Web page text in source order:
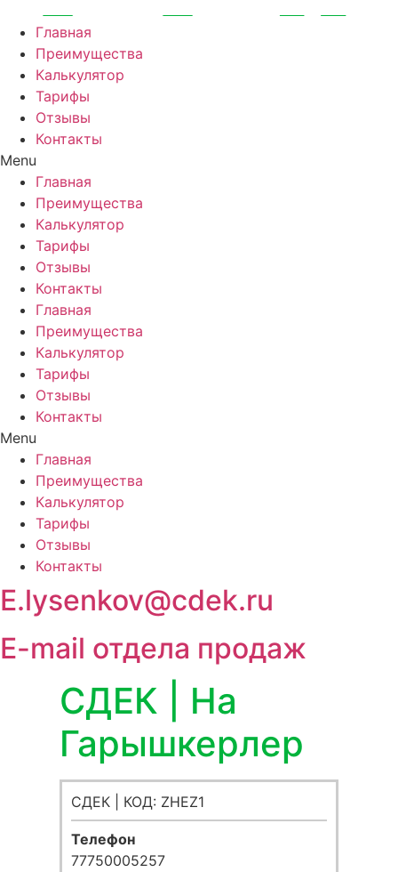
Перейти
содержимому
Главная
Преимущества
Калькулятор
Тарифы
Отзывы
Контакты
Menu
Главная
Преимущества
Калькулятор
Тарифы
Отзывы
Контакты
Главная
Преимущества
Калькулятор
Тарифы
Отзывы
Контакты
Menu
Главная
Преимущества
Калькулятор
Тарифы
Отзывы
Контакты
E.lysenkov@cdek.ru
E-mail отдела продаж
СДЕК | На
Гарышкерлер
СДЕК | КОД: ZHEZ1
Телефон
77750005257